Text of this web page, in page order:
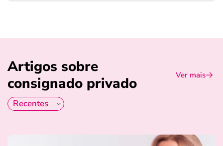
Artigos sobre
consignado privado
Ver mais